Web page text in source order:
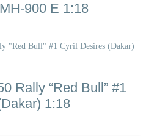
900 E 1:18
Rally “Red Bull” #1
1:18